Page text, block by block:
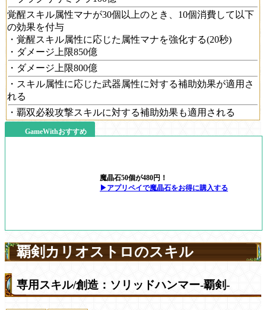
覚醒スキル属性マナが30個以上のとき、10個消費して以下
の効果を付与
・覚醒スキル属性に応じた属性マナを強化する(20秒)
・ダメージ上限850億
・ダメージ上限800億
・スキル属性に応じた武器属性に対する補助効果が適用さ
れる
・覇双必殺攻撃スキルに対する補助効果も適用される
GameWithおすすめ
魔晶石50個が480円！
▶アプリペイで魔晶石をお得に購入する
覇剣カリオストロのスキル
専用スキル/創造：ソリッドハンマー-覇剣-